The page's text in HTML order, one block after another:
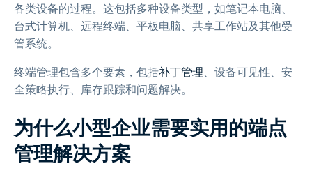
各类设备的过程。这包括多种设备类型，如笔记本电脑、
台式计算机、远程终端、平板电脑、共享工作站及其他受
管系统。
终端管理包含多个要素，包括补丁管理、设备可见性、安
全策略执行、库存跟踪和问题解决。
为什么小型企业需要实用的端点
管理解决方案